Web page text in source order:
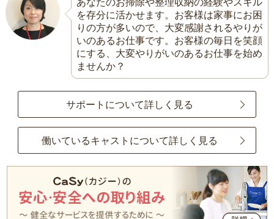
あなたのお掃除や整理収納の経験やスキル
を存分に活かせます。お客様は家事にお困
りの方が多いので、大変感謝されるやりが
いのあるお仕事です。お客様の毎日を笑顔
にする、大変やりがいのあるお仕事を始め
ませんか？
サポートについて詳しく見る
働いているキャストについて詳しく見る